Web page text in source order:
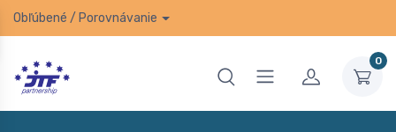
Obľúbené / Porovnávanie
0